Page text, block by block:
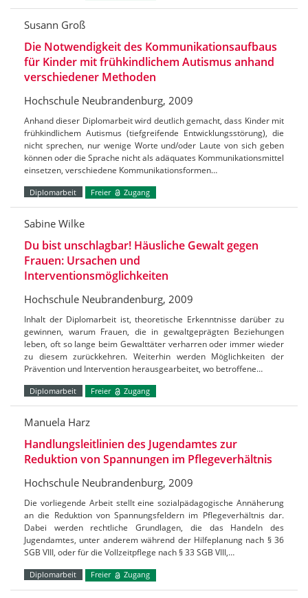
Susann Groß
Die Notwendigkeit des Kommunikationsaufbaus
für Kinder mit frühkindlichem Autismus anhand
verschiedener Methoden
Hochschule Neubrandenburg, 2009
Anhand dieser Diplomarbeit wird deutlich gemacht, dass Kinder mit
frühkindlichem Autismus (tiefgreifende Entwicklungsstörung), die
nicht sprechen, nur wenige Worte und/oder Laute von sich geben
können oder die Sprache nicht als adäquates Kommunikationsmittel
einsetzen, verschiedene Kommunikationsformen…
Diplomarbeit Freier Zugang
Sabine Wilke
Du bist unschlagbar! Häusliche Gewalt gegen
Frauen: Ursachen und
Interventionsmöglichkeiten
Hochschule Neubrandenburg, 2009
Inhalt der Diplomarbeit ist, theoretische Erkenntnisse darüber zu
gewinnen, warum Frauen, die in gewaltgeprägten Beziehungen
leben, oft so lange beim Gewalttäter verharren oder immer wieder
zu diesem zurückkehren. Weiterhin werden Möglichkeiten der
Prävention und Intervention herausgearbeitet, wo betroffene…
Diplomarbeit Freier Zugang
Manuela Harz
Handlungsleitlinien des Jugendamtes zur
Reduktion von Spannungen im Pflegeverhältnis
Hochschule Neubrandenburg, 2009
Die vorliegende Arbeit stellt eine sozialpädagogische Annäherung
an die Reduktion von Spannungsfeldern im Pflegeverhältnis dar.
Dabei werden rechtliche Grundlagen, die das Handeln des
Jugendamtes, unter anderem während der Hilfeplanung nach § 36
SGB VIII, oder für die Vollzeitpflege nach § 33 SGB VIII,…
Diplomarbeit Freier Zugang